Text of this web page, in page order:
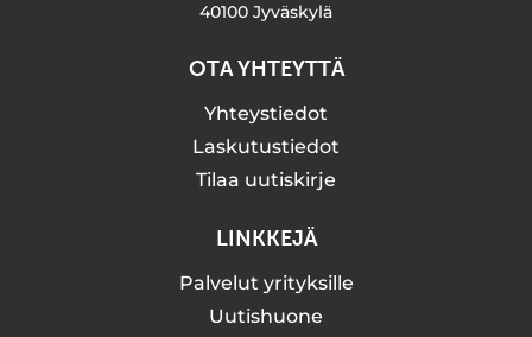
40100 Jyväskylä
OTA YHTEYTTÄ
Yhteystiedot
Laskutustiedot
Tilaa uutiskirje
LINKKEJÄ
Palvelut yrityksille
Uutishuone